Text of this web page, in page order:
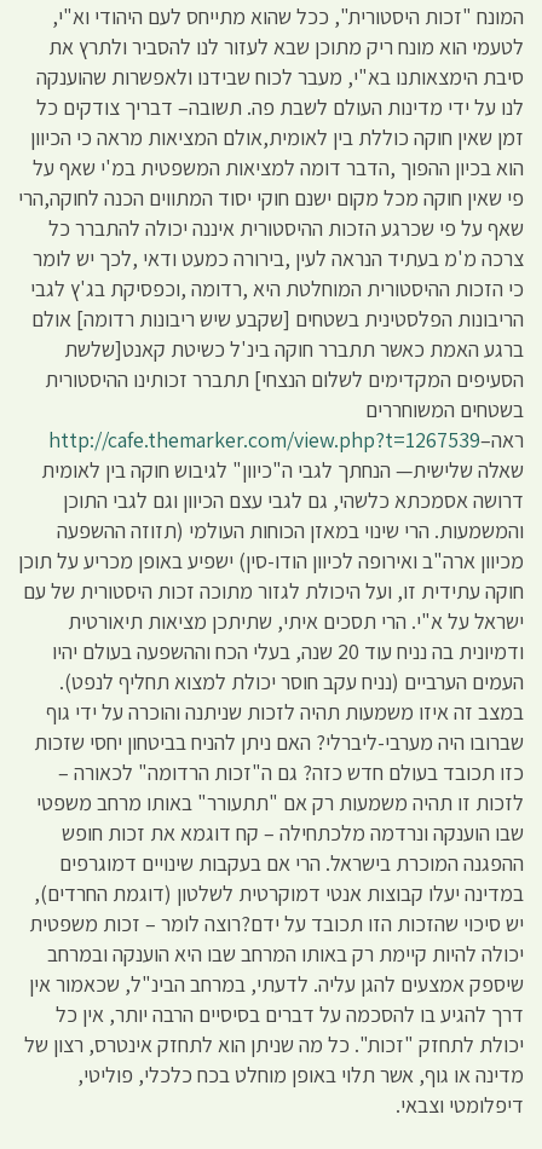
המונח "זכות היסטורית", ככל שהוא מתייחס לעם היהודי וא"י,
לטעמי הוא מונח ריק מתוכן שבא לעזור לנו להסביר ולתרץ את
סיבת הימצאותנו בא"י, מעבר לכוח שבידנו ולאפשרות שהוענקה
לנו על ידי מדינות העולם לשבת פה. תשובה– דבריך צודקים כל
זמן שאין חוקה כוללת בין לאומית,אולם המציאות מראה כי הכיוון
הוא בכיון ההפוך ,הדבר דומה למציאות המשפטית במ'י שאף על
פי שאין חוקה מכל מקום ישנם חוקי יסוד המתווים הכנה לחוקה,הרי
שאף על פי שכרגע הזכות ההיסטורית איננה יכולה להתברר כל
צרכה מ'מ בעתיד הנראה לעין ,בירורה כמעט ודאי ,לכך יש לומר
כי הזכות ההיסטורית המוחלטת היא ,רדומה ,וכפסיקת בג'ץ לגבי
הריבונות הפלסטינית בשטחים [שקבע שיש ריבונות רדומה] אולם
ברגע האמת כאשר תתברר חוקה בינ'ל כשיטת קאנט[שלשת
הסעיפים המקדימים לשלום הנצחי] תתברר זכותינו ההיסטורית
בשטחים המשוחררים
ראה–http://cafe.themarker.com/view.php?t=1267539
שאלה שלישית— הנחתך לגבי ה"כיוון" לגיבוש חוקה בין לאומית
דרושה אסמכתא כלשהי, גם לגבי עצם הכיוון וגם לגבי התוכן
והמשמעות. הרי שינוי במאזן הכוחות העולמי (תזוזה ההשפעה
מכיוון ארה"ב ואירופה לכיוון הודו-סין) ישפיע באופן מכריע על תוכן
חוקה עתידית זו, ועל היכולת לגזור מתוכה זכות היסטורית של עם
ישראל על א"י. הרי תסכים איתי, שתיתכן מציאות תיאורטית
ודמיונית בה נניח עוד 20 שנה, בעלי הכח וההשפעה בעולם יהיו
העמים הערביים (נניח עקב חוסר יכולת למצוא תחליף לנפט).
במצב זה איזו משמעות תהיה לזכות שניתנה והוכרה על ידי גוף
שברובו היה מערבי-ליברלי? האם ניתן להניח בביטחון יחסי שזכות
כזו תכובד בעולם חדש כזה? גם ה"זכות הרדומה" לכאורה –
לזכות זו תהיה משמעות רק אם "תתעורר" באותו מרחב משפטי
שבו הוענקה ונרדמה מלכתחילה – קח דוגמא את זכות חופש
ההפגנה המוכרת בישראל. הרי אם בעקבות שינויים דמוגרפים
במדינה יעלו קבוצות אנטי דמוקרטית לשלטון (דוגמת החרדים),
יש סיכוי שהזכות הזו תכובד על ידם?רוצה לומר – זכות משפטית
יכולה להיות קיימת רק באותו המרחב שבו היא הוענקה ובמרחב
שיספק אמצעים להגן עליה. לדעתי, במרחב הבינ"ל, שכאמור אין
דרך להגיע בו להסכמה על דברים בסיסיים הרבה יותר, אין כל
יכולת לתחזק "זכות". כל מה שניתן הוא לתחזק אינטרס, רצון של
מדינה או גוף, אשר תלוי באופן מוחלט בכח כלכלי, פוליטי,
דיפלומטי וצבאי.